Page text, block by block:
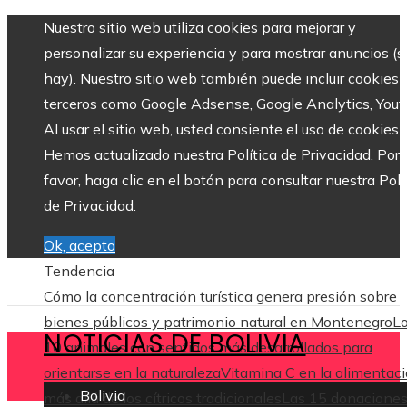
Nuestro sitio web utiliza cookies para mejorar y
personalizar su experiencia y para mostrar anuncios
hay). Nuestro sitio web también puede incluir cookies
terceros como Google Adsense, Google Analytics,
Al usar el sitio web, usted consiente el uso de cookies.
Hemos actualizado nuestra Política de Privacidad. Por
favor, haga clic en el botón para consultar nuestra
de Privacidad.
Ok, acepto
Tendencia
Cómo la concentración turística genera presión sobre
bienes públicos y patrimonio natural en Montenegro
10 animales con sentidos más desarrollados para
orientarse en la naturalezaVitamina C en la
más allá de los cítricos tradicionales
Las 15 donaciones
NOTICIAS DE BOLIVIA
Bolivia